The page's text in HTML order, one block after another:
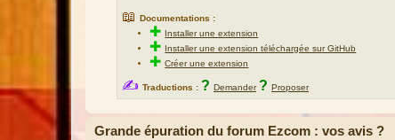
g
📖 Documentations :
✚ Installer une extension
✚ Installer une extension téléchargée sur GitHub
✚Créer une extension
✍ Traductions : ? Demander ? Proposer
Grande épuration du forum Ezcom : vos avis ?